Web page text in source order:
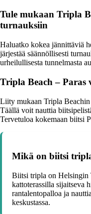
Tule mukaan Tripla
turnauksiin
Haluatko kokea jännittäviä
järjestää säännöllisesti
urheilullisesta tunnelmasta
Tripla Beach –
Liity mukaan Tripla
Täällä voit nauttia
Tervetuloa kokemaan biitsi
Mikä on biitsi
Biitsi tripla on Helsingin
kattoterassilla sijaitseva
rantalentopalloa ja
keskustassa.